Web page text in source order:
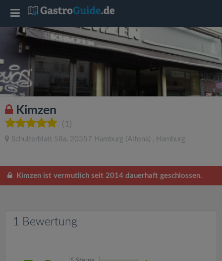
Kimzen
(1)
Schulterblatt 58a, 20357 Hamburg (Altona) , Hamburg
Kimzen ist vermutlich seit 2014 dauerhaft geschlossen.
1 Bewertung
T
g
g
l
e